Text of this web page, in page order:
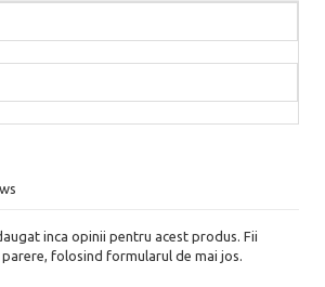
inca opinii pentru acest produs. Fii
folosind formularul de mai jos.